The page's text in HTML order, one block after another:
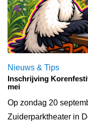
Nieuws & Tips
Inschrijving
mei
Op zondag 20
Zuiderparktheater in